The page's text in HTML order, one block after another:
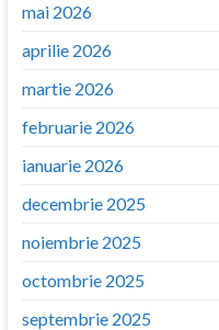
mai 2026
aprilie 2026
martie 2026
februarie 2026
ianuarie 2026
decembrie 2025
noiembrie 2025
octombrie 2025
septembrie 2025